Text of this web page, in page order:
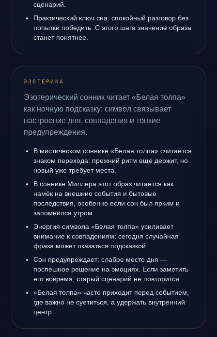
сценарий.
Практический ключ сна: спокойный разговор без
попытки победить. С этого шага значение образа
станет понятнее.
ЭЗОТЕРИКА
Эзотерический сонник читает «Белая толпа»
как ночную подсказку: символ связывает
настроение дня, совпадения и тонкие
предупреждения.
В мистическом соннике «Белая толпа» считается
знаком перехода: прежний ритм ещё держит, но
новый уже требует места.
В соннике Миллера этот образ читается как
намёк на внешние события и бытовые
последствия, особенно если сон был ярким и
запомнился утром.
Энергия символа «Белая толпа» усиливает
внимание к совпадениям: сегодня случайная
фраза может оказаться подсказкой.
Сон предупреждает: слабое место дня —
поспешное решение на эмоциях. Если заметить
его вовремя, старый сценарий не повторится.
«Белая толпа» часто приходит перед событием,
где важно не суетиться, а удержать внутренний
центр.